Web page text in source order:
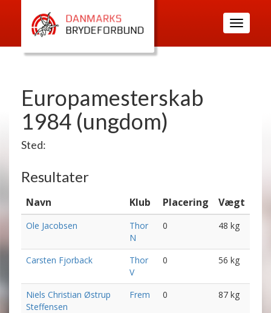
Toggle
navigation
Europamesterskab
1984 (ungdom)
Sted:
Resultater
Navn Klub Placering Vægt
Ole Jacobsen
Thor
N
0 48 kg
Carsten Fjorback
Thor
V
0 56 kg
Niels Christian Østrup
Steffensen
Frem 0 87 kg